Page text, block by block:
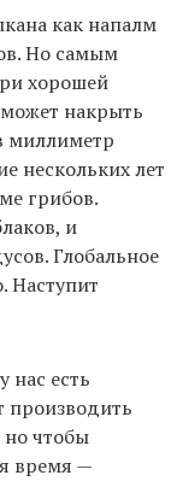
как напалм
Но самым
хорошей
накрыть
миллиметр
нескольких лет
грибов.
и
Глобальное
Наступит
нас есть
производить
чтобы
время —